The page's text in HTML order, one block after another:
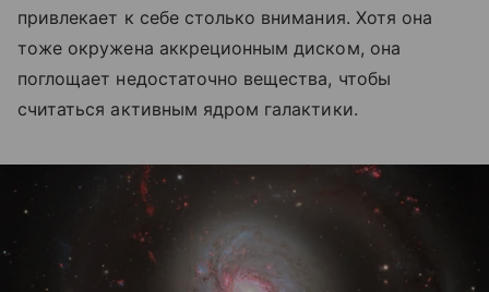
привлекает к себе столько внимания. Хотя она
тоже окружена аккреционным диском, она
поглощает недостаточно вещества, чтобы
считаться активным ядром галактики.